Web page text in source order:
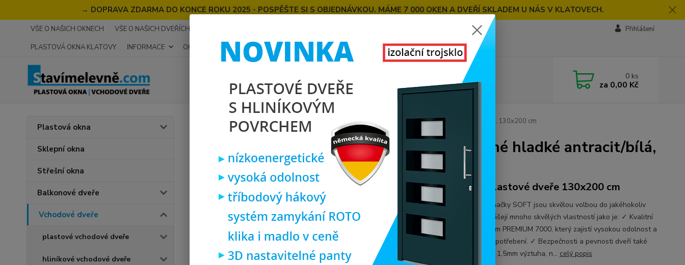
→ DOPRAVA ZDARMA DO KONCE ROKU 2025 - POSPĚŠTE SI S OBJEDNÁVKOU. MÁME 7 000 OKEN A DVEŘÍ SKLADEM U NÁS V KLATOVECH.
VŠE O NAŠICH OKNECH VŠE O NAŠICH DVEŘÍCH
PLASTOVÁ OKNA KLATOVY
INFORMACE OKNA NA MÍRU KONTAKT O NÁS
Přihlášení
0 ks
za 0,00 Kč
Plastová okna
Sklepní okna
Střešní okna
Balkonové dveře
Vchodové dveře
plastové vchodové dveře
hliníkové vchodové dveře
Vchodové dveře SOFT vchodové plastové dveře LANKA plné hladké antracit/bílá, bílá, 130x200 cm
SOFT vchodové plastové dveře LANKA plné hladké antracit/bílá,
bílá, 130x200 cm
dvoukřídlé plastové dveře 130x200 cm
Vchodové dveře značky SOFT jsou skvělou volbou do jakéhokoliv
domu či bytu. Přinášejí mnoho skvělých vlastností jako je: ✓ Kvalitní
plast s PVC profilem PREMIUM 7000, který zajistí vysokou odolnost a
minimalizuje míru opotřebení. ✓ Bezpečnosti a pevnosti dveří také
napomůže ocelová 1,5mm výztuha, n... celý popis